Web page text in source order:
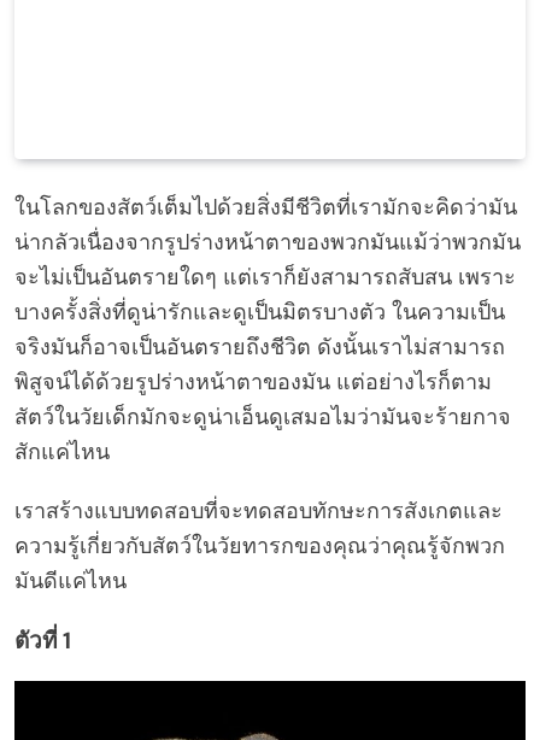
ในโลกของสัตว์เต็มไปด้วยสิ่งมีชีวิตที่เรามักจะคิดว่ามัน
น่ากลัวเนื่องจากรูปร่างหน้าตาของพวกมันแม้ว่าพวกมัน
จะไม่เป็นอันตรายใดๆ แต่เราก็ยังสามารถสับสน เพราะ
บางครั้งสิ่งที่ดูน่ารักและดูเป็นมิตรบางตัว ในความเป็น
จริงมันก็อาจเป็นอันตรายถึงชีวิต ดังนั้นเราไม่สามารถ
พิสูจน์ได้ด้วยรูปร่างหน้าตาของมัน แต่อย่างไรก็ตาม
สัตว์ในวัยเด็กมักจะดูน่าเอ็นดูเสมอไมว่ามันจะร้ายกาจ
สักแค่ไหน
เราสร้างแบบทดสอบที่จะทดสอบทักษะการสังเกตและ
ความรู้เกี่ยวกับสัตว์ในวัยทารกของคุณว่าคุณรู้จักพวก
มันดีแค่ไหน
ตัวที่ 1